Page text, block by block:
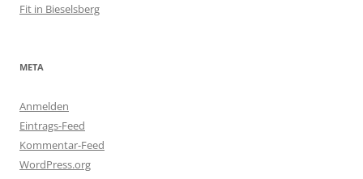
Fit in Bieselsberg
META
Anmelden
Eintrags-Feed
Kommentar-Feed
WordPress.org